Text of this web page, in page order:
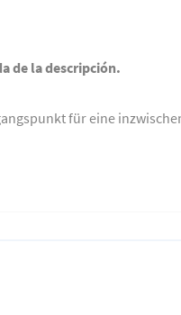
de la descripción.
für eine